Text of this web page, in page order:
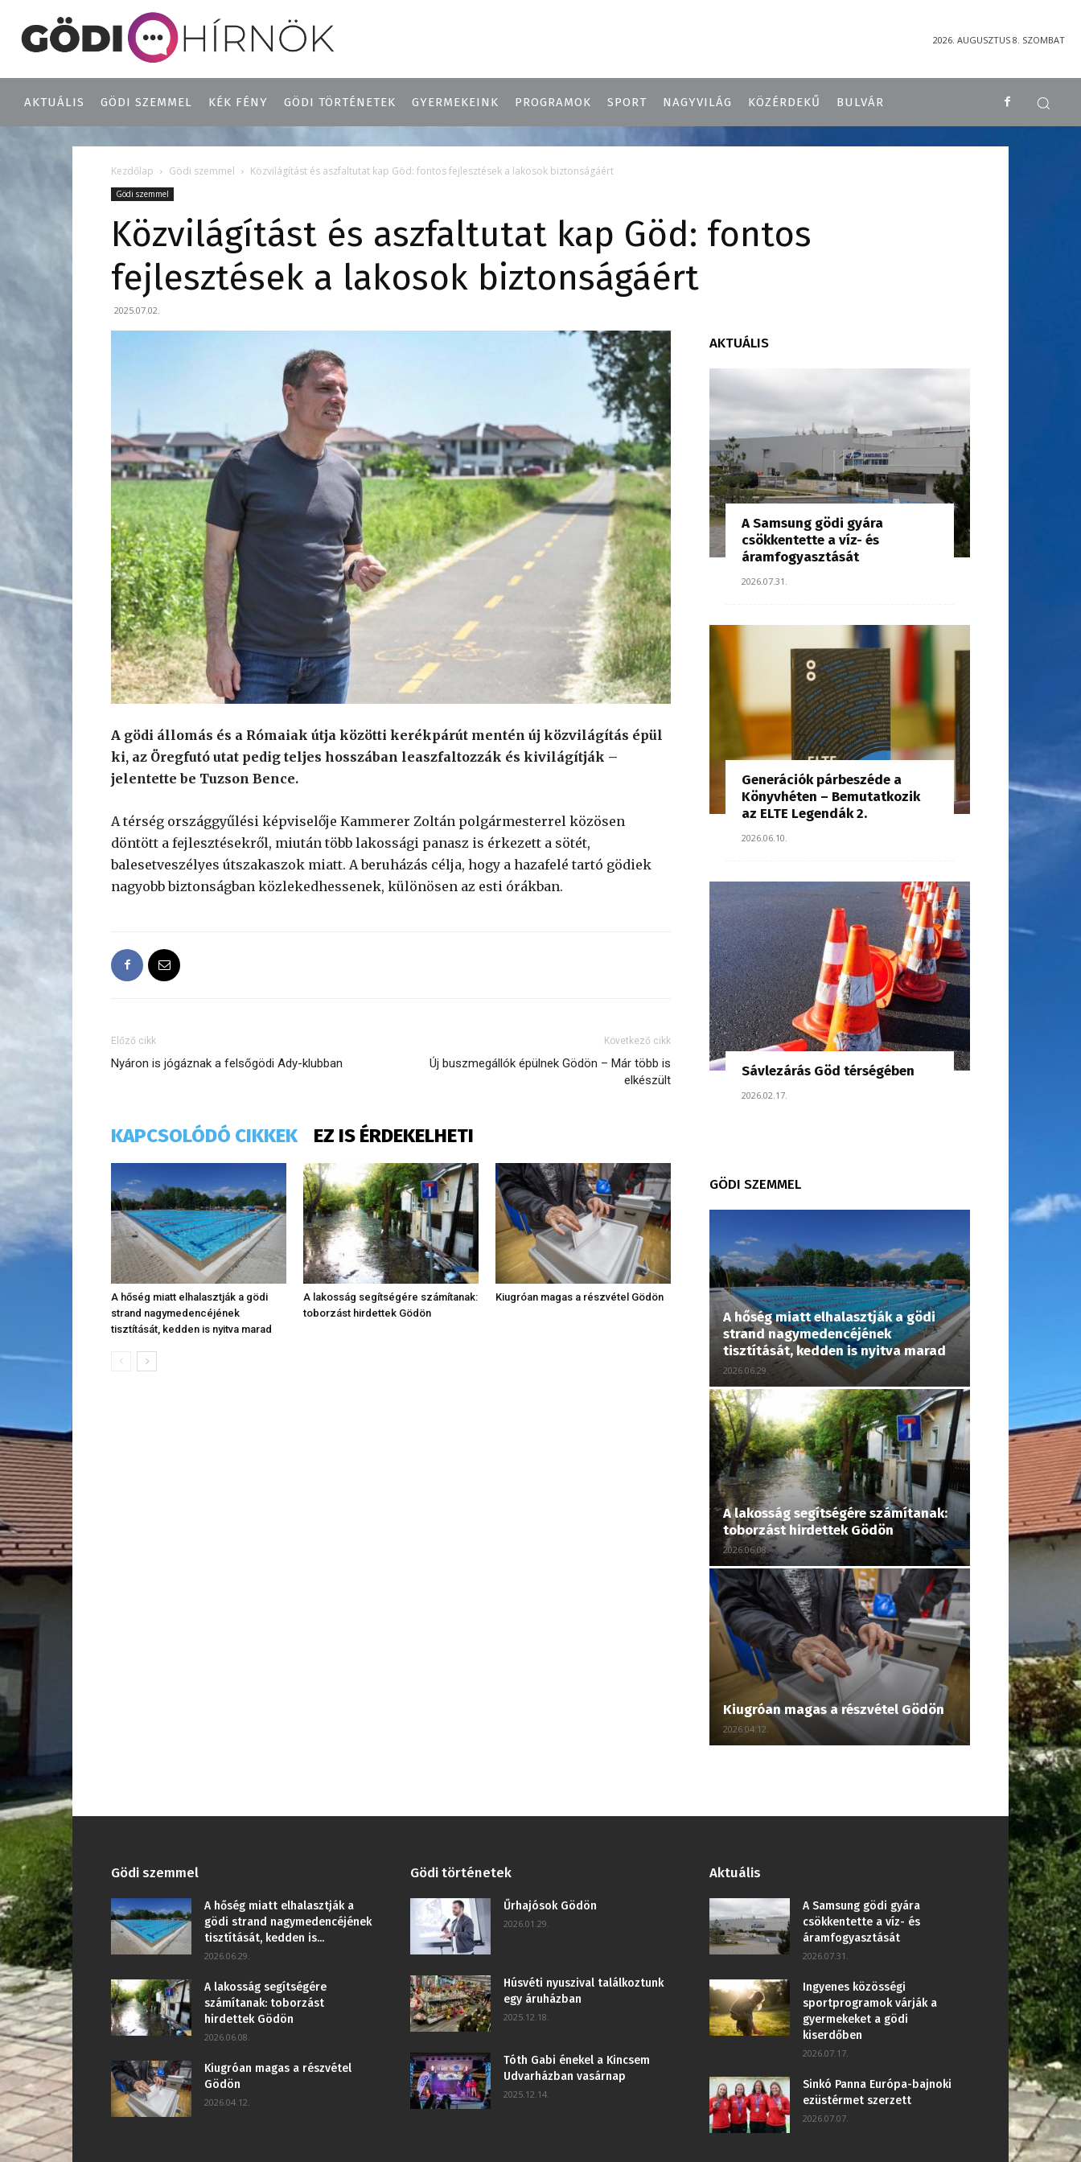
2026. AUGUSZTUS 8. SZOMBAT
AKTUÁLIS GÖDI SZEMMEL KÉK FÉNY GÖDI TÖRTÉNETEK GYERMEKEINK PROGRAMOK SPORT NAGYVILÁG KÖZÉRDEKŰ BULVÁR
Kezdőlap Gödi szemmel Közvilágítást és aszfaltutat kap Göd: fontos fejlesztések a lakosok biztonságáért
Gödi szemmel
Közvilágítást és aszfaltutat kap Göd: fontos
fejlesztések a lakosok biztonságáért
2025.07.02.
A gödi állomás és a Rómaiak útja közötti kerékpárút mentén új közvilágítás épül
ki, az Öregfutó utat pedig teljes hosszában leaszfaltozzák és kivilágítják –
jelentette be Tuzson Bence.
A térség országgyűlési képviselője Kammerer Zoltán polgármesterrel közösen
döntött a fejlesztésekről, miután több lakossági panasz is érkezett a sötét,
balesetveszélyes útszakaszok miatt. A beruházás célja, hogy a hazafelé tartó gödiek
nagyobb biztonságban közlekedhessenek, különösen az esti órákban.
Előző cikk
Nyáron is jógáznak a felsőgödi Ady-klubban
Következő cikk
Új buszmegállók épülnek Gödön – Már több is
elkészült
KAPCSOLÓDÓ CIKKEK EZ IS ÉRDEKELHETI
A hőség miatt elhalasztják a gödi
strand nagymedencéjének
tisztítását, kedden is nyitva marad
A lakosság segítségére számítanak:
toborzást hirdettek Gödön
Kiugróan magas a részvétel Gödön
AKTUÁLIS
A Samsung gödi gyára
csökkentette a víz- és
áramfogyasztását
2026.07.31.
Generációk párbeszéde a
Könyvhéten – Bemutatkozik
az ELTE Legendák 2.
2026.06.10.
Sávlezárás Göd térségében
2026.02.17.
GÖDI SZEMMEL
A hőség miatt elhalasztják a gödi
strand nagymedencéjének
tisztítását, kedden is nyitva marad
2026.06.29.
A lakosság segítségére számítanak:
toborzást hirdettek Gödön
2026.06.08.
Kiugróan magas a részvétel Gödön
2026.04.12.
Gödi szemmel
A hőség miatt elhalasztják a
gödi strand nagymedencéjének
tisztítását, kedden is...
2026.06.29.
A lakosság segítségére
számítanak: toborzást
hirdettek Gödön
2026.06.08.
Kiugróan magas a részvétel
Gödön
2026.04.12.
Gödi történetek
Űrhajósok Gödön
2026.01.29.
Húsvéti nyuszival találkoztunk
egy áruházban
2025.12.18.
Tóth Gabi énekel a Kincsem
Udvarházban vasárnap
2025.12.14.
Aktuális
A Samsung gödi gyára
csökkentette a víz- és
áramfogyasztását
2026.07.31.
Ingyenes közösségi
sportprogramok várják a
gyermekeket a gödi
kiserdőben
2026.07.17.
Sinkó Panna Európa-bajnoki
ezüstérmet szerzett
2026.07.07.